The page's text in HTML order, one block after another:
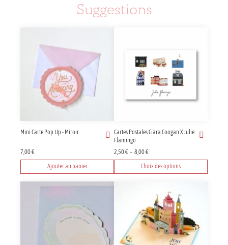
Suggestions
Mini Carte Pop Up - Miroir
7,00€
Ajouter au panier
Cartes Postales Ciara Coogan X Julie
Flamingo
2,50€ – 8,00€Plage
de
prix :
8,00 €
Choix des options
variations.
options